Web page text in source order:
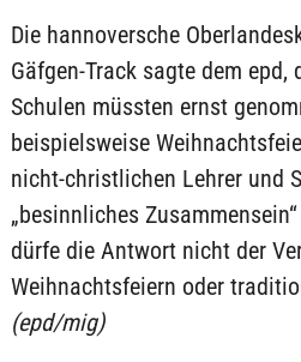
Die hannoversche
Gäfgen-Track sagte dem epd,
Schulen müssten ernst
beispielsweise
nicht-christlichen Lehrer und
„besinnliches
dürfe die Antwort nicht der
Weihnachtsfeiern oder
(epd/mig)